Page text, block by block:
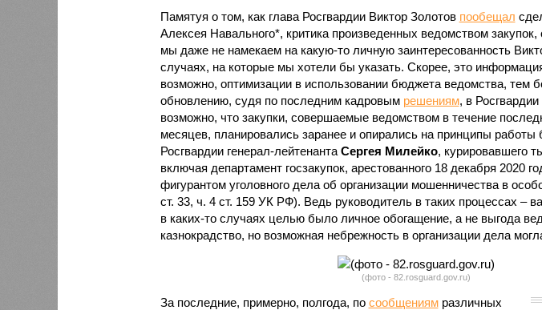
Памятуя о том, как глава Росгвардии Виктор Золотов пообещал
Алексея Навального*, критика произведенных ведомством закупок,
мы даже не намекаем на какую-то личную заинтересованность
случаях, на которые мы хотели бы указать. Скорее, это
возможно, оптимизации в использовании бюджета ведомства, тем
обновлению, судя по последним кадровым решениям, в Росгвардии
возможно, что закупки, совершаемые ведомством в течение
месяцев, планировались заранее и опирались на принципы работы
Росгвардии генерал-лейтенанта Сергея Милейко, курировавшего
включая департамент госзакупок, арестованного 18 декабря 2020
фигурантом уголовного дела об организации мошенничества в
ст. 33, ч. 4 ст. 159 УК РФ). Ведь руководитель в таких процессах –
в каких-то случаях целью было личное обогащение, а не выгода
казнокрадство, но возможная небрежность в организации дела
(фото - 82.rosguard.gov.ru)
За последние, примерно, полгода, по сообщениямразличных